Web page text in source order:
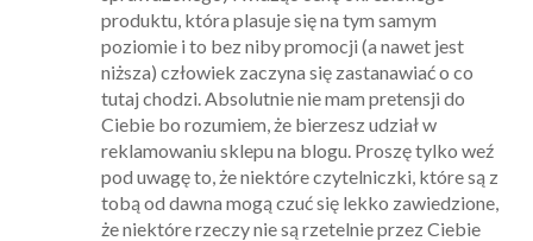
produktu, która plasuje się na tym samym
poziomie i to bez niby promocji (a nawet jest
niższa) człowiek zaczyna się zastanawiać o co
tutaj chodzi. Absolutnie nie mam pretensji do
Ciebie bo rozumiem, że bierzesz udział w
reklamowaniu sklepu na blogu. Proszę tylko weź
pod uwagę to, że niektóre czytelniczki, które są z
tobą od dawna mogą czuć się lekko zawiedzione,
że niektóre rzeczy nie są rzetelnie przez Ciebie